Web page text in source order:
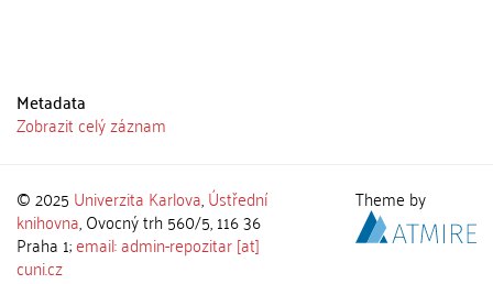
Metadata
Zobrazit celý záznam
© 2025 Univerzita Karlova,Ústřední
knihovna, Ovocný trh 560/5, 116 36
Praha 1;email: admin-repozitar [at]
cuni.cz
Theme by